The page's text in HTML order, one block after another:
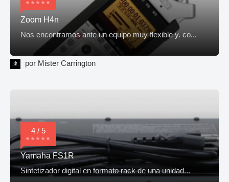
Zoom H4n
Nos encontramos ante un equipo muy flexible y. co...
por Mister Carrington
4 / 5
Yamaha FS1R
Sintetizador digital en formato rack de una unidad...